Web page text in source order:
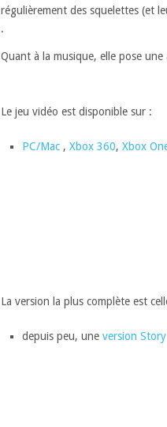
régulièrement des squelettes (et
.
Quant à la musique, elle pose une
Le jeu vidéo est disponible sur :
PC/Mac , Xbox 360, Xbox
La version la plus complète est
depuis peu, une version